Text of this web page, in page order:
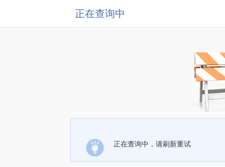
正在查询中
正在查询中，请刷新重试